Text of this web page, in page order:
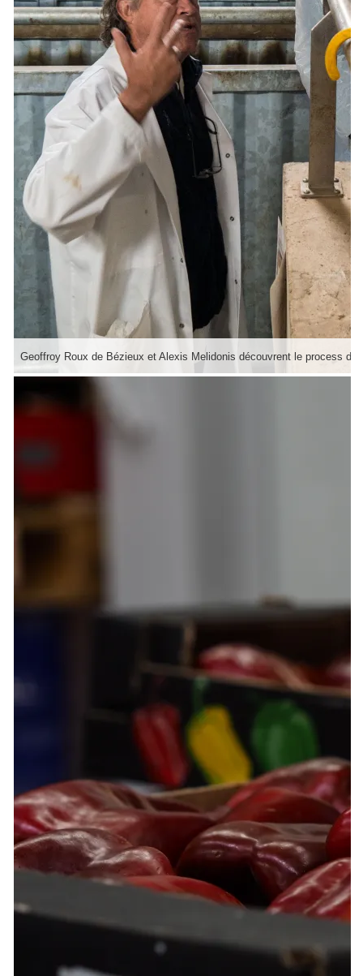
Geoffroy Roux de Bézieux et Alexis Melidonis découvrent le process de